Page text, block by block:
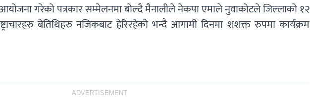
आयोजना गरेको पत्रकार सम्मेलनमा बोल्दै मैनालीले नेकपा एमाले नुवाकोटले जिल्लाको १२
बेतिथिहरु नजिकबाट हेरिरहेको भन्दै आगामी दिनमा शशक्त रुपमा कार्यक्रम
ADVERTISEMENT